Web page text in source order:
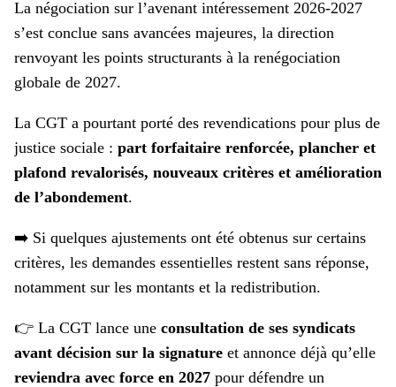
La négociation sur l’avenant intéressement 2026-2027
s’est conclue sans avancées majeures, la direction
renvoyant les points structurants à la renégociation
globale de 2027.
La CGT a pourtant porté des revendications pour plus de
justice sociale : part forfaitaire renforcée, plancher et
plafond revalorisés, nouveaux critères et amélioration
de l’abondement.
➡️ Si quelques ajustements ont été obtenus sur certains
critères, les demandes essentielles restent sans réponse,
notamment sur les montants et la redistribution.
👉 La CGT lance une consultation de ses syndicats
avant décision sur la signature et annonce déjà qu’elle
reviendra avec force en 2027 pour défendre un